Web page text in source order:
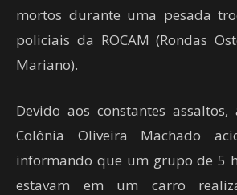
mortos durante uma pesada
policiais da ROCAM (Rondas
Mariano).
Devido aos constantes
Colônia Oliveira Machado
informando que um grupo de 5
estavam em um carro